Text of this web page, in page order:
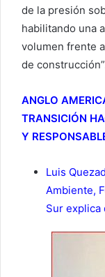
de la presión
habilitando una
volumen frente
de
ANGLO
TRANSICIÓN
Y
Luis
Ambiente,
Sur explica